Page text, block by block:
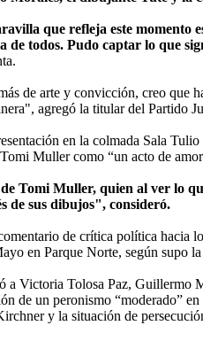
que refleja este momento
de todos. Pudo captar lo que
de arte y convicción, creo que
agregó la titular del Partido
en la colmada Sala
Muller como “un acto de
Tomi Muller, quien al ver lo
de sus dibujos", consideró.
de crítica política hacia
en Parque Norte, según supo
a Victoria Tolosa Paz, Guillermo
de un peronismo “moderado”
y la situación de